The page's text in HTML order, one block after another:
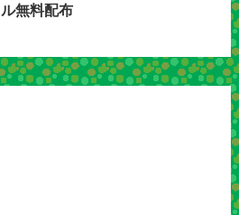
ル無料配布